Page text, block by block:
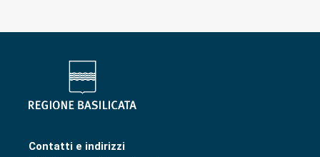
Contatti e indirizzi